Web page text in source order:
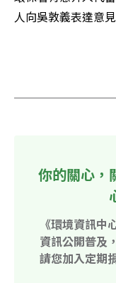
人向吳敦義表達意見
你的關心，
《環境資訊中
資訊公開普及
請您加入定期